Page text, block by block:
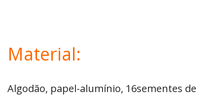
Material:
Algodão, papel-alumínio, 16sementes de